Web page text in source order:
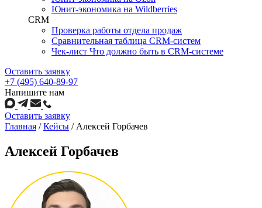
Юнит-экономика на Wildberries
CRM
Проверка работы отдела продаж
Сравнительная таблица CRM-систем
Чек-лист Что должно быть в CRM-системе
Оставить заявку
+7 (495) 640-89-97
Напишите нам
Оставить заявку
Главная / Кейсы / Алексей Горбачев
Алексей Горбачев